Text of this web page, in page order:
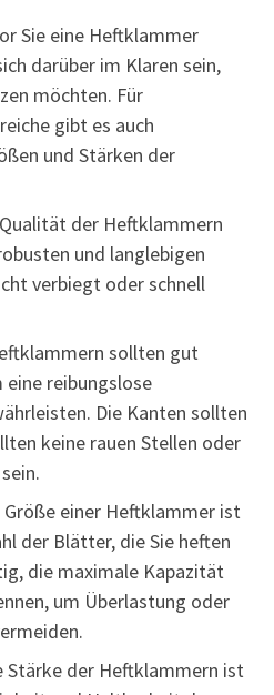
Sie eine Heftklammer
darüber im Klaren sein,
möchten. Für
gibt es auch
und Stärken der
der Heftklammern
und langlebigen
verbiegt oder schnell
sollten gut
reibungslose
Die Kanten sollten
keine rauen Stellen oder
einer Heftklammer ist
der Blätter, die Sie heften
die maximale Kapazität
um Überlastung oder
Stärke der Heftklammern ist